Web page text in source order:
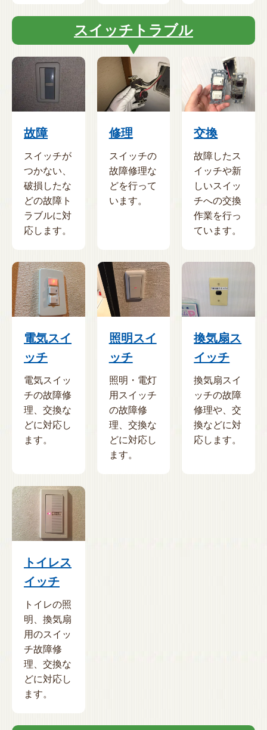
スイッチトラブル
故障
スイッチが
つかない、
破損したな
どの故障ト
ラブルに対
応します。
修理
スイッチの
故障修理な
どを行って
います。
交換
故障したス
イッチや新
しいスイッ
チへの交換
作業を行っ
ています。
電気スイ
ッチ
電気スイッ
チの故障修
理、交換な
どに対応し
ます。
照明スイ
ッチ
照明・電灯
用スイッチ
の故障修
理、交換な
どに対応し
ます。
換気扇ス
イッチ
換気扇スイ
ッチの故障
修理や、交
換などに対
応します。
トイレス
イッチ
トイレの照
明、換気扇
用のスイッ
チ故障修
理、交換な
どに対応し
ます。